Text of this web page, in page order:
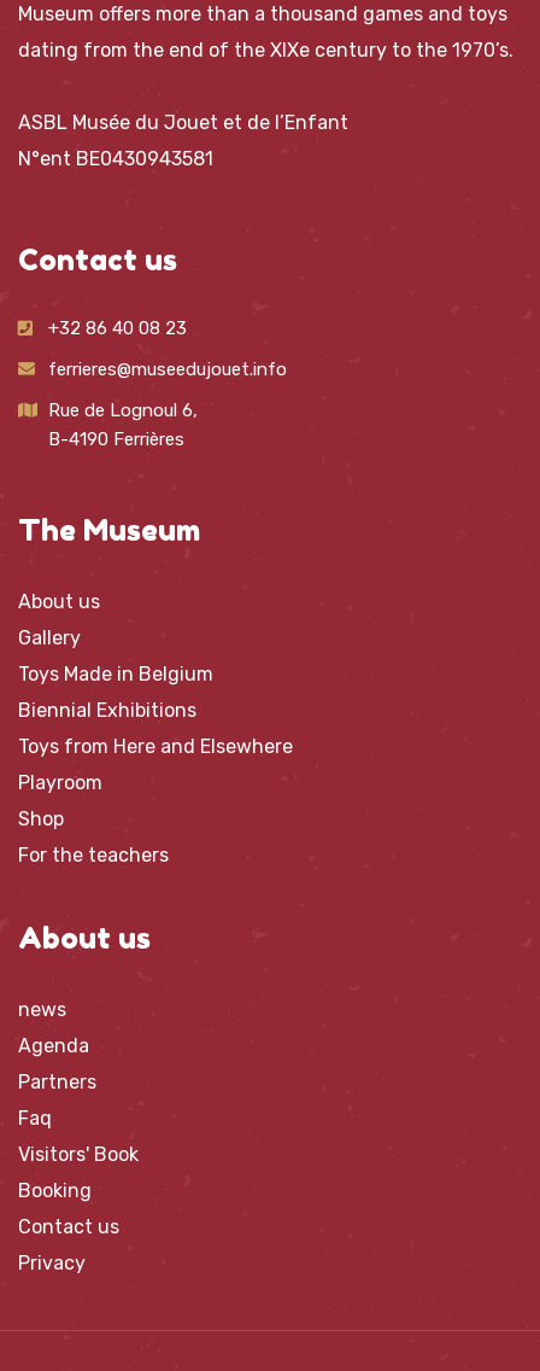
Museum offers more than a thousand games and toys
dating from the end of the XIXe century to the 1970’s.
ASBL Musée du Jouet et de l’Enfant
N°ent BE0430943581
Contact us
+32 86 40 08 23
ferrieres@museedujouet.info
Rue de Lognoul 6,
B-4190 Ferrières
The Museum
About us
Gallery
Toys Made in Belgium
Biennial Exhibitions
Toys from Here and Elsewhere
Playroom
Shop
For the teachers
About us
news
Agenda
Partners
Faq
Visitors' Book
Booking
Contact us
Privacy